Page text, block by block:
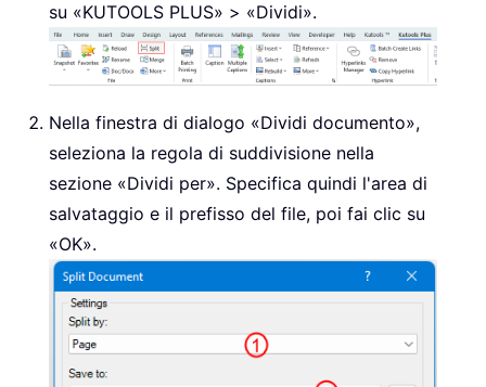
su «KUTOOLS PLUS» > «Dividi».
Nella finestra di dialogo «Dividi documento»,
seleziona la regola di suddivisione nella
sezione «Dividi per». Specifica quindi l'area di
salvataggio e il prefisso del file, poi fai clic su
«OK».